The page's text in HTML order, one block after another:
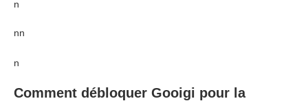
n
nn
n
Comment débloquer Gooigi pour la